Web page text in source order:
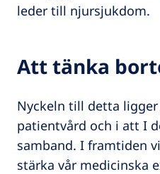
leder till njursjukdom.
Att tänka
Nyckeln till detta
patientvård och i att I
samband. I framtiden
stärka vår medicinska